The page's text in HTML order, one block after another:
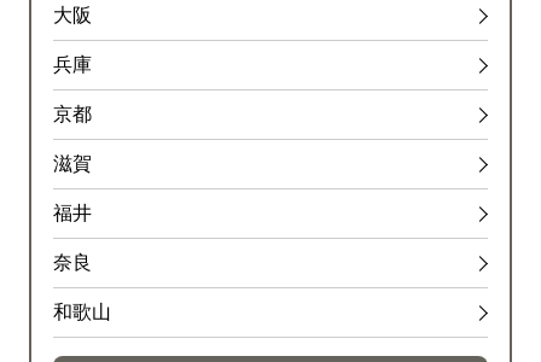
大阪
兵庫
京都
滋賀
福井
奈良
和歌山